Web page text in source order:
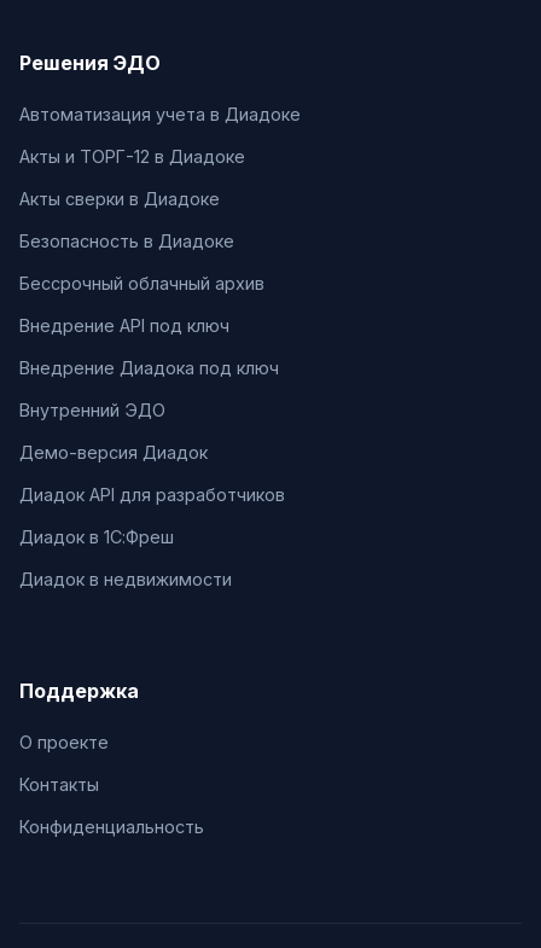
Решения ЭДО
Автоматизация учета в Диадоке
Акты и ТОРГ-12 в Диадоке
Акты сверки в Диадоке
Безопасность в Диадоке
Бессрочный облачный архив
Внедрение API под ключ
Внедрение Диадока под ключ
Внутренний ЭДО
Демо-версия Диадок
Диадок API для разработчиков
Диадок в 1С:Фреш
Диадок в недвижимости
Поддержка
О проекте
Контакты
Конфиденциальность